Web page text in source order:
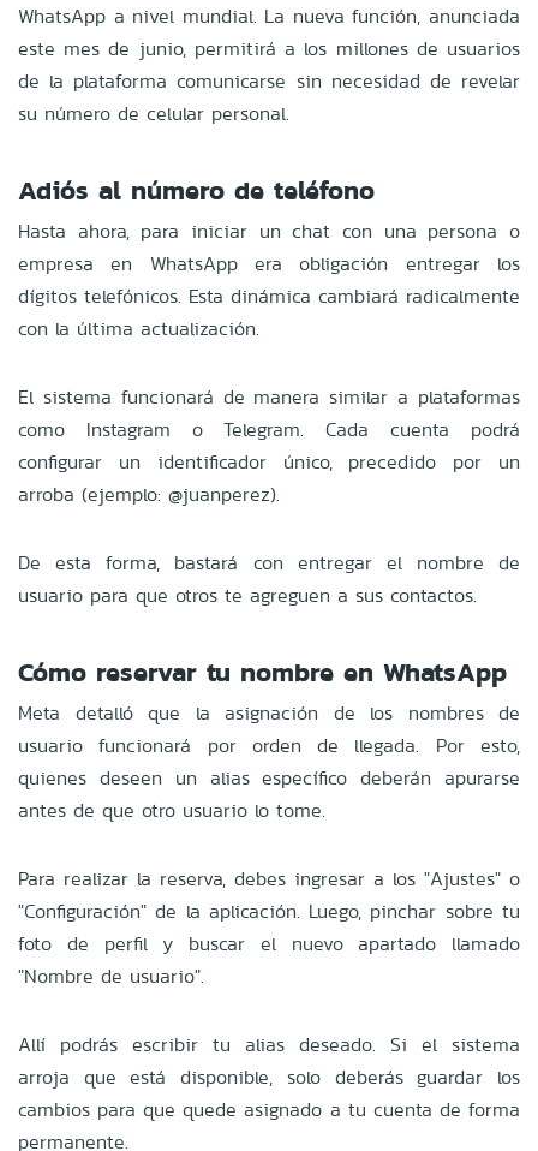
WhatsApp a nivel mundial. La nueva función, anunciada
este mes de junio, permitirá a los millones de usuarios
de la plataforma comunicarse sin necesidad de revelar
su número de celular personal.
Adiós al número de teléfono
Hasta ahora, para iniciar un chat con una persona o
empresa en WhatsApp era obligación entregar los
dígitos telefónicos. Esta dinámica cambiará radicalmente
con la última actualización.
El sistema funcionará de manera similar a plataformas
como Instagram o Telegram. Cada cuenta podrá
configurar un identificador único, precedido por un
arroba (ejemplo: @juanperez).
De esta forma, bastará con entregar el nombre de
usuario para que otros te agreguen a sus contactos.
Cómo reservar tu nombre en WhatsApp
Meta detalló que la asignación de los nombres de
usuario funcionará por orden de llegada. Por esto,
quienes deseen un alias específico deberán apurarse
antes de que otro usuario lo tome.
Para realizar la reserva, debes ingresar a los "Ajustes" o
"Configuración" de la aplicación. Luego, pinchar sobre tu
foto de perfil y buscar el nuevo apartado llamado
"Nombre de usuario".
Allí podrás escribir tu alias deseado. Si el sistema
arroja que está disponible, solo deberás guardar los
cambios para que quede asignado a tu cuenta de forma
permanente.